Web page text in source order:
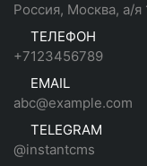
Россия, Москва, а/я
ТЕЛЕФОН
+7123456789
EMAIL
abc@example.com
TELEGRAM
@instantcms